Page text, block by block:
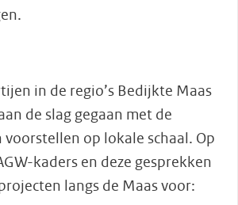
in de regio’s Bedijkte Maas
de slag gegaan met de
op lokale schaal. Op
kaders en deze gesprekken
langs de Maas voor: